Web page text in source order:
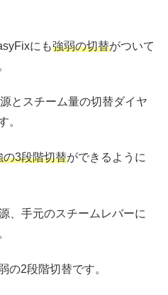
にも強弱の切替がついて
とスチーム量の切替ダイヤ
。
の3段階切替ができるように
、手元のスチームレバーに
の2段階切替です。